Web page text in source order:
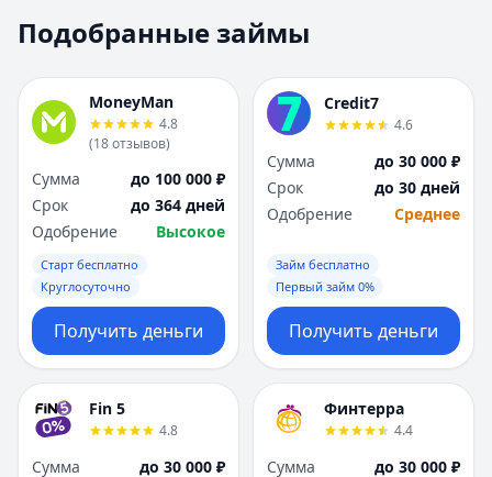
Набережные Челны
Нижний Новгород
Новокузнецк
Новосибирск
Омск
П
Пенза
Пермь
Р
Ростов-на-Дону
Рязань
С
Самара
Санкт-Петербург
Набережные
Нижний Новгород
Новокузнецк
Новосибирск
Омск
Оренбург
П
Пенза
Пермь
Р
Ростов-на-Дону
Рязань
С
Самара
Санкт-Петербург
Подобранные займы
MoneyMan
4.8
(18отзывов)
Сумма
до 100 000 ₽
Срок
до 364 дней
Одобрение
Высокое
Старт бесплатно
Круглосуточно
Получить деньги
Credit7
4.6
Сумма
до 30 000 ₽
Срок
до 30 дней
Одобрение
Среднее
Займ бесплатно
Первый займ 0%
Получить деньги
Fin 5
4.8
Сумма
до 30 000 ₽
Финтерра
4.4
Сумма
до 30 000 ₽